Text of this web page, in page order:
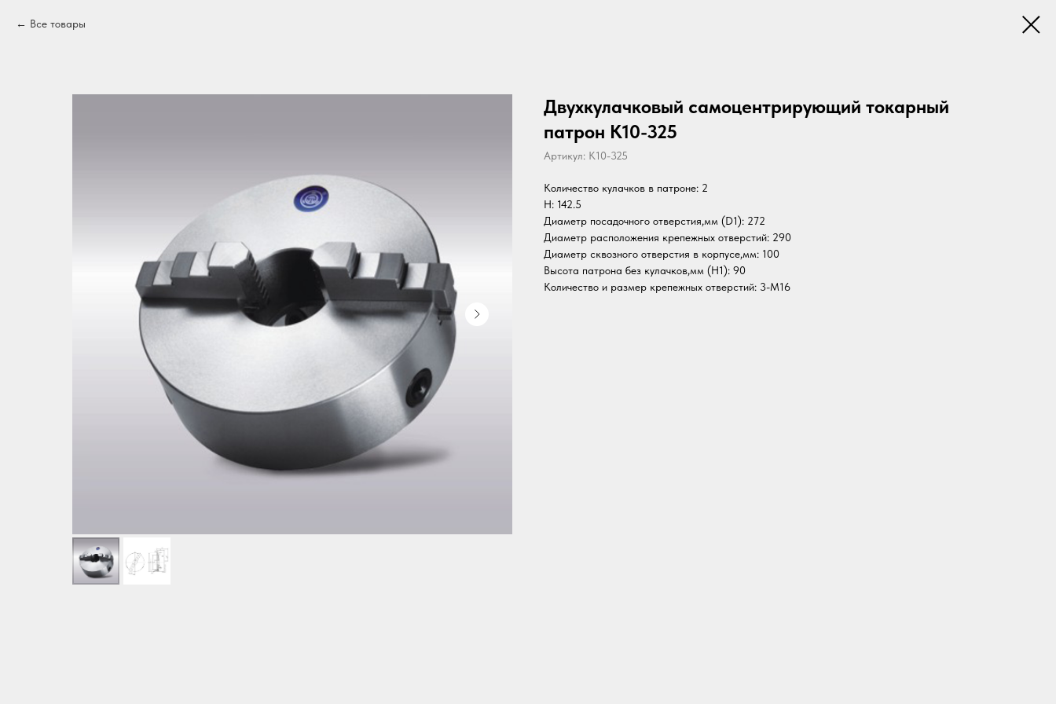
Все товары
Двухкулачковый самоцентрирующий токарный
патрон K10-325
Артикул: K10-325
Количество кулачков в патроне: 2
H: 142.5
Диаметр посадочного отверстия,мм (D1): 272
Диаметр расположения крепежных отверстий: 290
Диаметр сквозного отверстия в корпусе,мм: 100
Высота патрона без кулачков,мм (H1): 90
Количество и размер крепежных отверстий: 3-M16